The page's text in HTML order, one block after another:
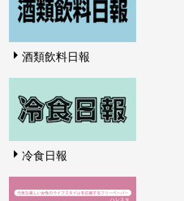
酒類飲料日報
冷食日報